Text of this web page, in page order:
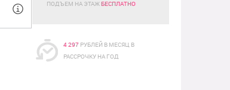
ПОДЪЕМ НА ЭТАЖБЕСПЛАТНО
4 297 РУБЛЕЙ В МЕСЯЦ В
РАССРОЧКУ НА ГОД